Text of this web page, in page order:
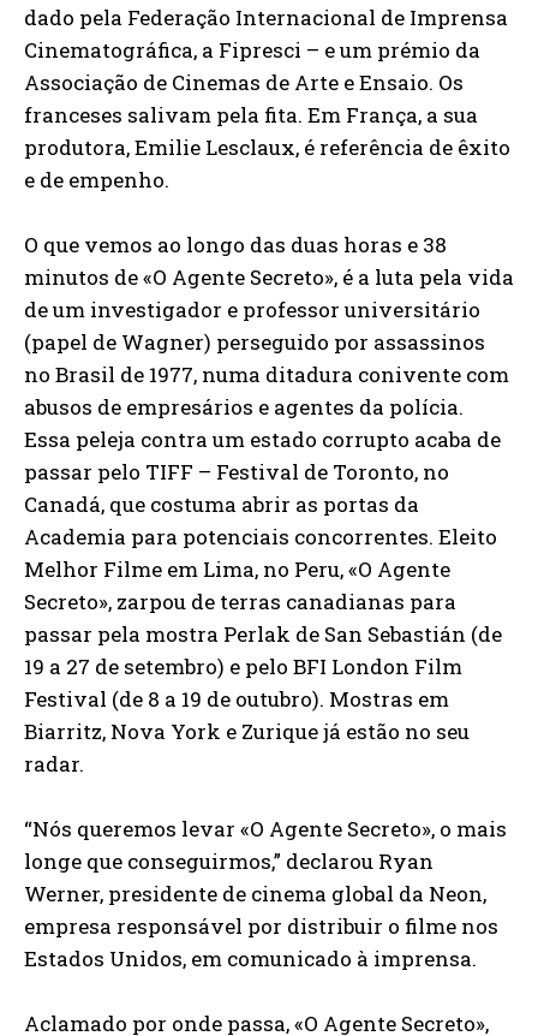
dado pela Federação Internacional de Imprensa
Cinematográfica, a Fipresci – e um prémio da
Associação de Cinemas de Arte e Ensaio. Os
franceses salivam pela fita. Em França, a sua
produtora, Emilie Lesclaux, é referência de êxito
e de empenho.
O que vemos ao longo das duas horas e 38
minutos de «O Agente Secreto», é a luta pela vida
de um investigador e professor universitário
(papel de Wagner) perseguido por assassinos
no Brasil de 1977, numa ditadura conivente com
abusos de empresários e agentes da polícia.
Essa peleja contra um estado corrupto acaba de
passar pelo TIFF – Festival de Toronto, no
Canadá, que costuma abrir as portas da
Academia para potenciais concorrentes. Eleito
Melhor Filme em Lima, no Peru, «O Agente
Secreto», zarpou de terras canadianas para
passar pela mostra Perlak de San Sebastián (de
19 a 27 de setembro) e pelo BFI London Film
Festival (de 8 a 19 de outubro). Mostras em
Biarritz, Nova York e Zurique já estão no seu
radar.
“Nós queremos levar «O Agente Secreto», o mais
longe que conseguirmos,” declarou Ryan
Werner, presidente de cinema global da Neon,
empresa responsável por distribuir o filme nos
Estados Unidos, em comunicado à imprensa.
Aclamado por onde passa, «O Agente Secreto»,